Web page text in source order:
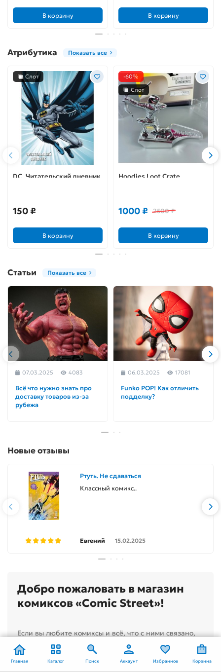
В корзину В корзину
Атрибутика Показать все
Слот
DC. Читательский дневник.
150 ₽
В корзину
-60%
Слот
Hoodies Loot Crate
1000 ₽ 2500 ₽
В корзину
Статьи Показать все
07.03.2025 4083
Всё что нужно знать про
доставку товаров из-за
рубежа
06.03.2025 17081
Funko POP! Как отличить
подделку?
Новые отзывы
Ртуть. Не сдаваться
Классный комикс..
Евгений 15.02.2025
Добро пожаловать в магазин
комиксов «Comic Street»!
Если вы любите комиксы и всё, что с ними связано,
следите за новинками, которые выпускают
известные издательства, такие как Marvel, DC, Dark
Главная Каталог Поиск Аккаунт Избранное Корзина